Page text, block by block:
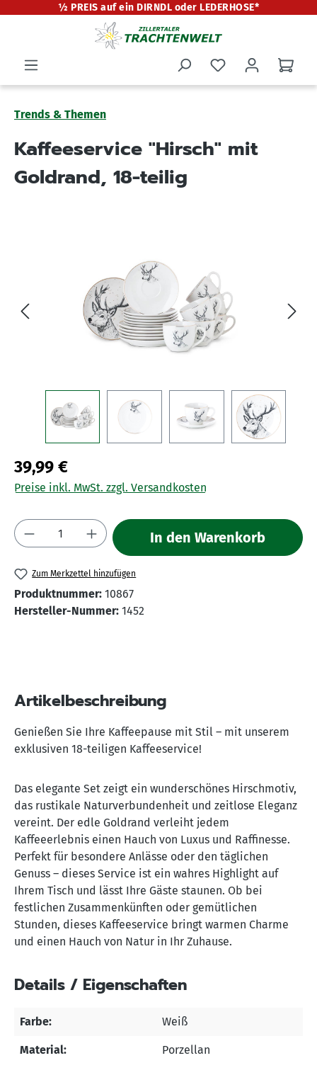
springen
½ PREIS auf ein DIRNDL oder LEDERHOSE*
Trends & Themen
Kaffeeservice "Hirsch" mit
Goldrand, 18-teilig
39,99 €
Preise inkl. MwSt. zzgl. Versandkosten
Produkt Anzahl: Gib den gewünschten
In den Warenkorb
Zum Merkzettel hinzufügen
Produktnummer: 10867
Hersteller-Nummer: 1452
Artikelbeschreibung
Genießen Sie Ihre Kaffeepause mit Stil – mit unserem
exklusiven 18-teiligen Kaffeeservice!
Das elegante Set zeigt ein wunderschönes Hirschmotiv,
das rustikale Naturverbundenheit und zeitlose Eleganz
vereint. Der edle Goldrand verleiht jedem
Kaffeeerlebnis einen Hauch von Luxus und Raffinesse.
Perfekt für besondere Anlässe oder den täglichen
Genuss – dieses Service ist ein wahres Highlight auf
Ihrem Tisch und lässt Ihre Gäste staunen. Ob bei
festlichen Zusammenkünften oder gemütlichen
Stunden, dieses Kaffeeservice bringt warmen Charme
und einen Hauch von Natur in Ihr Zuhause.
Details / Eigenschaften
Farbe: Weiß
Material: Porzellan